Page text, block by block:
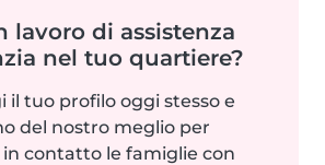
lavoro di assistenza
nel tuo quartiere?
il tuo profilo oggi stesso e
del nostro meglio per
contatto le famiglie con